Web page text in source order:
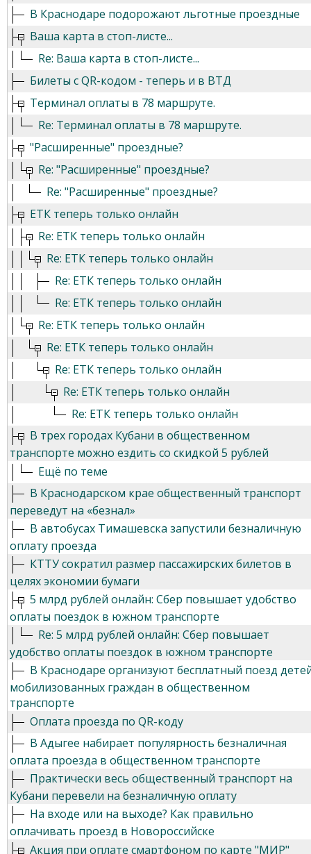
В Краснодаре подорожают льготные проездные
Ваша карта в стоп-листе...
Re: Ваша карта в стоп-листе...
Билеты с QR-кодом - теперь и в ВТД
Терминал оплаты в 78 маршруте.
Re: Терминал оплаты в 78 маршруте.
"Расширенные" проездные?
Re: "Расширенные" проездные?
Re: "Расширенные" проездные?
ЕТК теперь только онлайн
Re: ЕТК теперь только онлайн
Re: ЕТК теперь только онлайн
Re: ЕТК теперь только онлайн
Re: ЕТК теперь только онлайн
Re: ЕТК теперь только онлайн
Re: ЕТК теперь только онлайн
Re: ЕТК теперь только онлайн
Re: ЕТК теперь только онлайн
Re: ЕТК теперь только онлайн
В трех городах Кубани в общественном
транспорте можно ездить со скидкой 5 рублей
Ещё по теме
В Краснодарском крае общественный транспорт
переведут на «безнал»
В автобусах Тимашевска запустили безналичную
оплату проезда
КТТУ сократил размер пассажирских билетов в
целях экономии бумаги
5 млрд рублей онлайн: Сбер повышает удобство
оплаты поездок в южном транспорте
Re: 5 млрд рублей онлайн: Сбер повышает
удобство оплаты поездок в южном транспорте
В Краснодаре организуют бесплатный поезд
мобилизованных граждан в общественном
транспорте
Оплата проезда по QR-коду
В Адыгее набирает популярность безналичная
оплата проезда в общественном транспорте
Практически весь общественный транспорт на
Кубани перевели на безналичную оплату
На входе или на выходе? Как правильно
оплачивать проезд в Новороссийске
Акция при оплате смартфоном по карте "МИР"